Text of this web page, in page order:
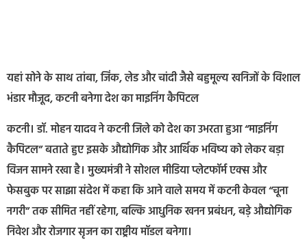
यहां सोने के साथ तांबा, जिंक, लेड और चांदी जैसे बहुमूल्य खनिजों के विशाल
भंडार मौजूद, कटनी बनेगा देश का माइनिंग कैपिटल
कटनी। डॉ. मोहन यादव ने कटनी जिले को देश का उभरता हुआ “माइनिंग
कैपिटल” बताते हुए इसके औद्योगिक और आर्थिक भविष्य को लेकर बड़ा
विजन सामने रखा है। मुख्यमंत्री ने सोशल मीडिया प्लेटफॉर्म एक्स और
फेसबुक पर साझा संदेश में कहा कि आने वाले समय में कटनी केवल “चूना
नगरी” तक सीमित नहीं रहेगा, बल्कि आधुनिक खनन प्रबंधन, बड़े औद्योगिक
निवेश और रोजगार सृजन का राष्ट्रीय मॉडल बनेगा।